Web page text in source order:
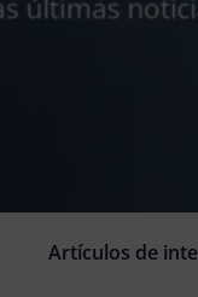
Artículos de